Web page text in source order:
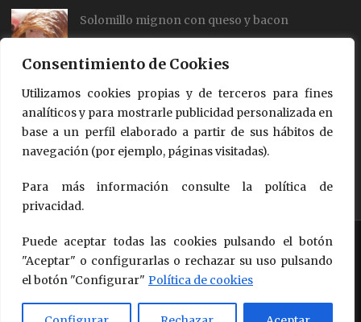
Consentimiento de Cookies
Utilizamos cookies propias y de terceros para fines
analíticos y para mostrarle publicidad personalizada en
base a un perfil elaborado a partir de sus hábitos de
navegación (por ejemplo, páginas visitadas).
Para más información consulte la política de
privacidad.
Puede aceptar todas las cookies pulsando el botón
"Aceptar" o configurarlas o rechazar su uso pulsando
el botón "Configurar" Política de cookies
Solomillo mignon con queso y bacon
Rollos de salmón y queso
18 Jul 2018
Copyright © 2018 - 2026 Queso de Oveja Pago "Los Vivales"
Design by Questión de Imagen Comunicación
Proyectos
Condiciones de Uso